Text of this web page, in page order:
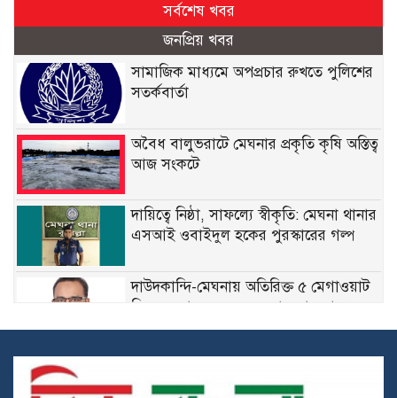
সর্বশেষ খবর
জনপ্রিয় খবর
সামাজিক মাধ্যমে অপপ্রচার রুখতে পুলিশের
সতর্কবার্তা
অবৈধ বালুভরাটে মেঘনার প্রকৃতি কৃষি অস্তিত্ব
আজ সংকটে
দায়িত্বে নিষ্ঠা, সাফল্যে স্বীকৃতি: মেঘনা থানার
এসআই ওবাইদুল হকের পুরস্কারের গল্প
দাউদকান্দি-মেঘনায় অতিরিক্ত ৫ মেগাওয়াট
বিদ্যুৎ বরাদ্দ করেছেন ড. খন্দকার মারুফ
রাইপাড়ার জনপ্রিয় সাবেক মেম্বার ফিরোজ